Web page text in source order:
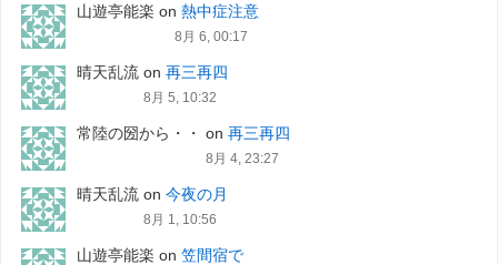
山遊亭能楽 on 熱中症注意
8月 6, 00:17
晴天乱流on 再三再四
8月 5, 10:32
常陸の圀から・・ on 再三再四
8月 4, 23:27
晴天乱流on 今夜の月
8月 1, 10:56
山遊亭能楽 on 笠間宿で